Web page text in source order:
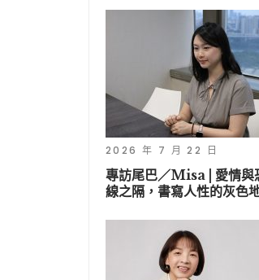
2026 年 7 月 22 日
專訪尾巴／Misa | 愛情與
線之隔，書寫人性的灰色